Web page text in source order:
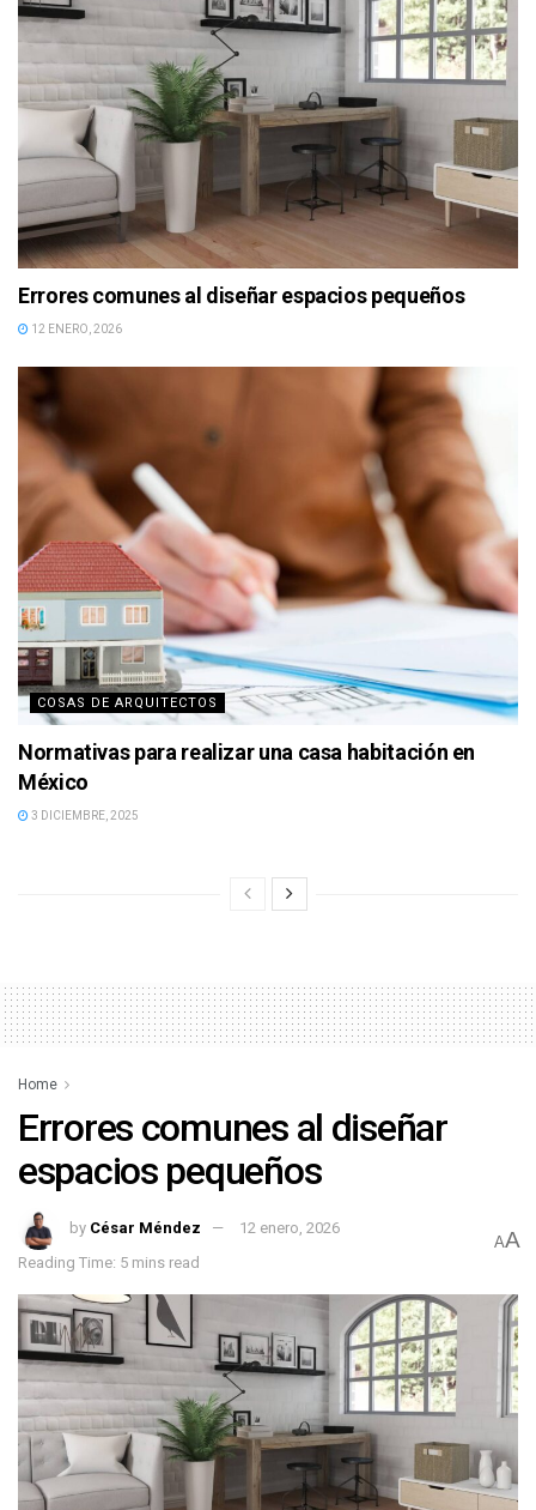
Errores comunes al diseñar espacios pequeños
12 ENERO, 2026
COSAS DE ARQUITECTOS
Normativas para realizar una casa habitación en
México
3 DICIEMBRE, 2025
Home
Errores comunes al diseñar
espacios pequeños
by César Méndez
12 enero, 2026
Reading Time: 5 mins read
AA